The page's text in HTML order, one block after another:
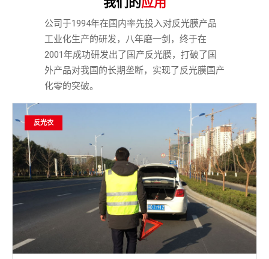
公司于1994年在国内率先投入对反光膜产品
工业化生产的研发，八年磨一剑，终于在
2001年成功研发出了国产反光膜，打破了国
外产品对我国的长期垄断，实现了反光膜国产
化零的突破。
反光衣